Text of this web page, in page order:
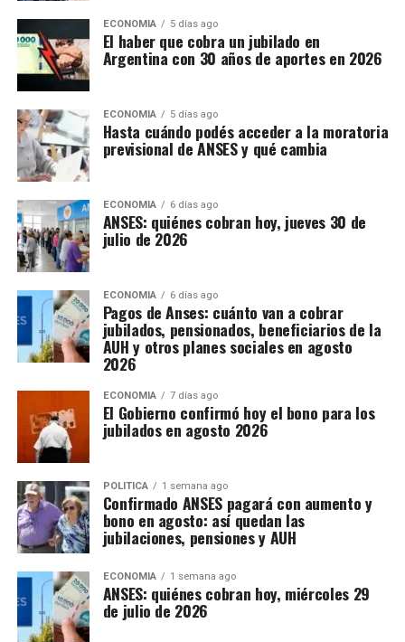
ECONOMIA 5 días ago
El haber que cobra un jubilado en
Argentina con 30 años de aportes en 2026
ECONOMIA 5 días ago
Hasta cuándo podés acceder a la moratoria
previsional de ANSES y qué cambia
ECONOMIA 6 días ago
ANSES: quiénes cobran hoy, jueves 30 de
julio de 2026
ECONOMIA 6 días ago
Pagos de Anses: cuánto van a cobrar
jubilados, pensionados, beneficiarios de la
AUH y otros planes sociales en agosto
2026
ECONOMIA 7 días ago
El Gobierno confirmó hoy el bono para los
jubilados en agosto 2026
POLITICA 1 semana ago
Confirmado ANSES pagará con aumento y
bono en agosto: así quedan las
jubilaciones, pensiones y AUH
ECONOMIA 1 semana ago
ANSES: quiénes cobran hoy, miércoles 29
de julio de 2026